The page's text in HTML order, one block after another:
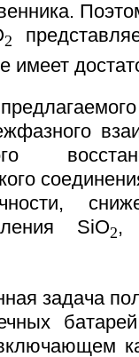
2
имеет
SiO2,
задача